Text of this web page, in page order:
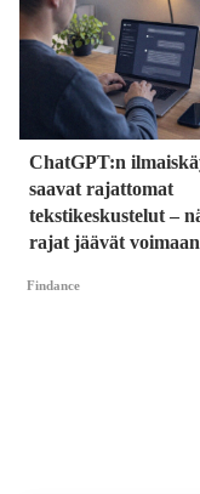
ChatGPT:n
saavat rajattomat
tekstikeskustelut –
rajat jäävät voimaan
Findance